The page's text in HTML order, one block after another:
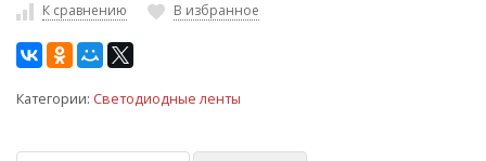
К сравнению В избранное
Категории: Светодиодные ленты